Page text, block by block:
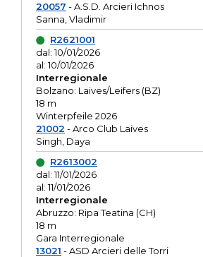
20057 - A.S.D. Arcieri Ichnos
Sanna, Vladimir
R2621001
dal: 10/01/2026
al: 10/01/2026
Interregionale
Bolzano: Laives/Leifers (BZ)
18 m
Winterpfeile 2026
21002 - Arco Club Laives
Singh, Daya
R2613002
dal: 11/01/2026
al: 11/01/2026
Interregionale
Abruzzo: Ripa Teatina (CH)
18 m
Gara Interregionale
13021 - ASD Arcieri delle Torri